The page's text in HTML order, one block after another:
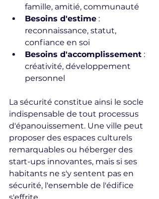
famille, amitié, communauté
Besoins d'estime :
reconnaissance, statut,
confiance en soi
Besoins d'accomplissement :
créativité, développement
personnel
La sécurité constitue ainsi le socle
indispensable de tout processus
d'épanouissement. Une ville peut
proposer des espaces culturels
remarquables ou héberger des
start-ups innovantes, mais si ses
habitants ne s'y sentent pas en
sécurité, l'ensemble de l'édifice